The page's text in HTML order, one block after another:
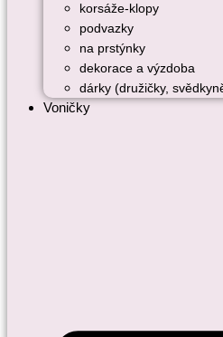
korsáže-klopy
podvazky
na prstýnky
dekorace a výzdoba
dárky (družičky,
Voničky